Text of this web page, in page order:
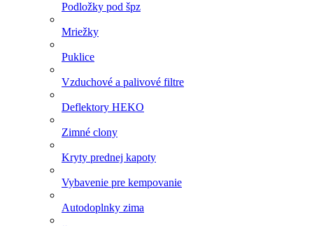
Podložky pod špz
Mriežky
Puklice
Vzduchové a palivové filtre
Deflektory HEKO
Zimné clony
Kryty prednej kapoty
Vybavenie pre kempovanie
Autodoplnky zima